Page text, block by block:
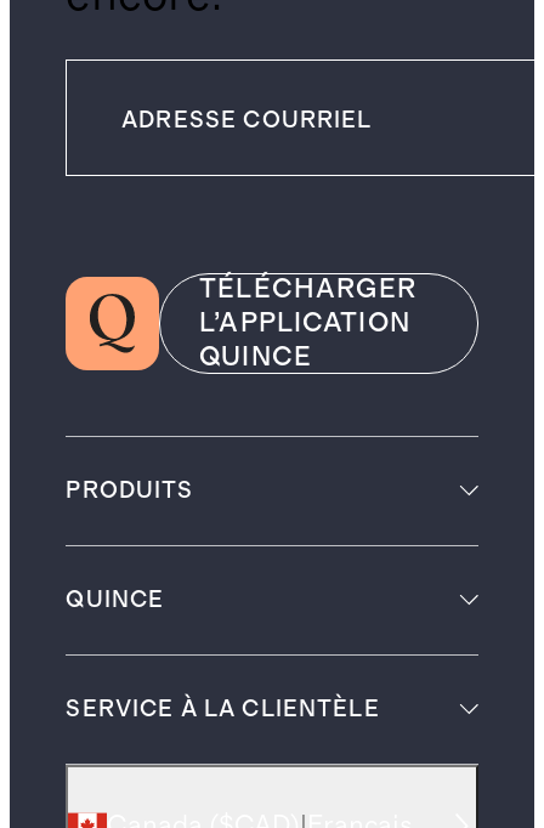
TÉLÉCHARGER
L’APPLICATION
QUINCE
PRODUITS
QUINCE
SERVICE À LA CLIENTÈLE